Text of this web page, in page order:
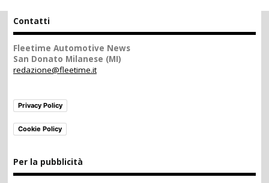
Contatti
Fleetime Automotive News
San Donato Milanese (MI)
redazione@fleetime.it
Privacy Policy
Cookie Policy
Per la pubblicità